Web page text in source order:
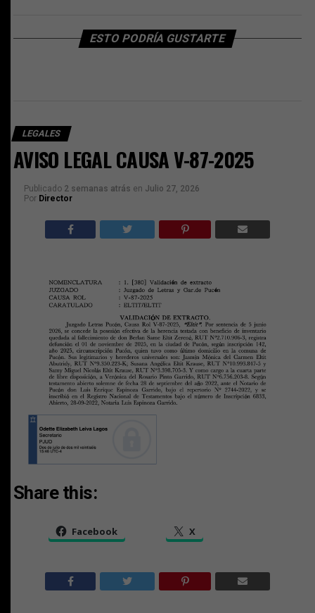
ESTO PODRÍA GUSTARTE
LEGALES
AVISO LEGAL CAUSA V-87-2025
Publicado 2 semanas atrás en Julio 27, 2026
Por Director
Share this:
Facebook X